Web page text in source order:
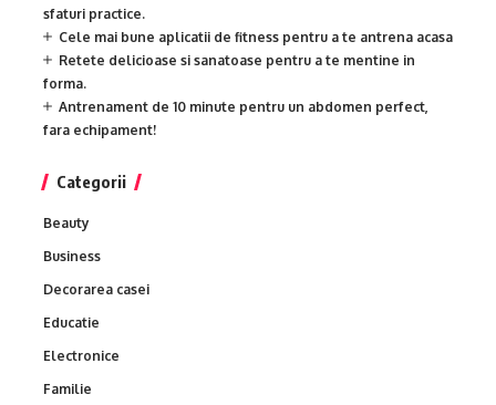
sfaturi practice.
Cele mai bune aplicatii de fitness pentru a te antrena acasa
Retete delicioase si sanatoase pentru a te mentine in
forma.
Antrenament de 10 minute pentru un abdomen perfect,
fara echipament!
Categorii
Beauty
Business
Decorarea casei
Educatie
Electronice
Familie